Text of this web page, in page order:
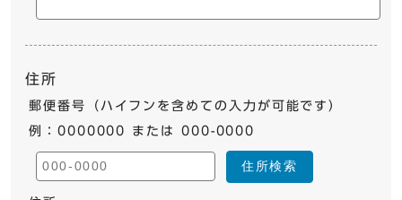
住所
郵便番号（ハイフンを含めての入力が可能です）
例：0000000 または 000-0000
住所検索